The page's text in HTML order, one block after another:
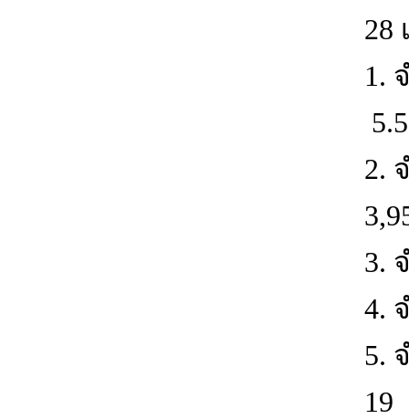
28
1.
2.
3.
4.
5.
19